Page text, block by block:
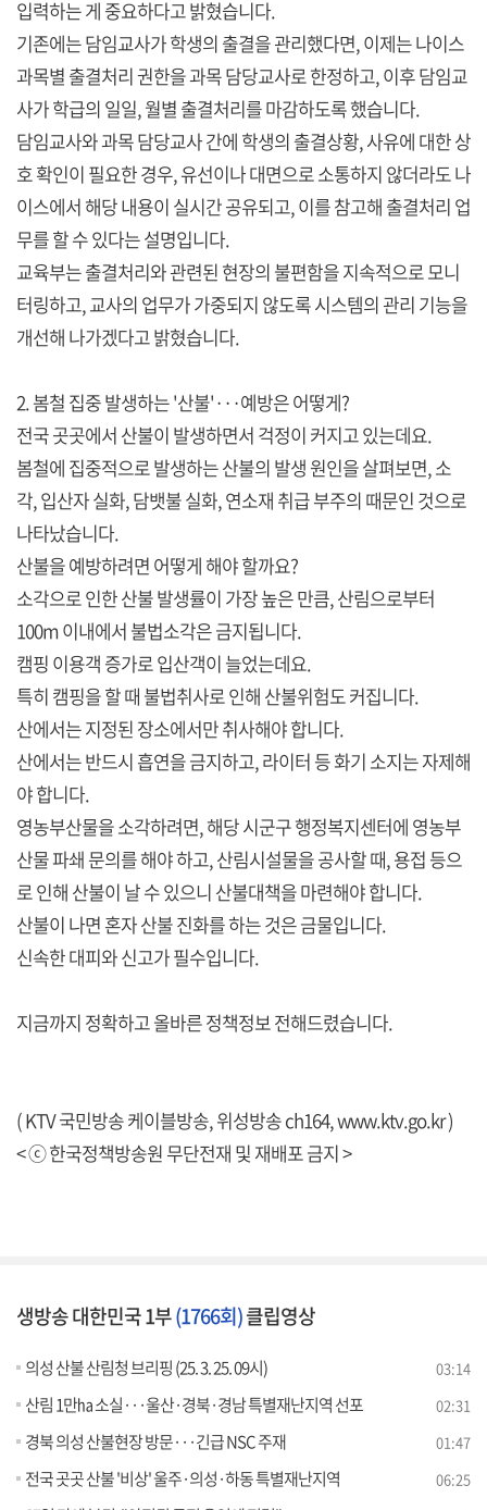
입력하는 게 중요하다고 밝혔습니다.
기존에는 담임교사가 학생의 출결을 관리했다면, 이제는 나이스
과목별 출결처리 권한을 과목 담당교사로 한정하고, 이후 담임교
사가 학급의 일일, 월별 출결처리를 마감하도록 했습니다.
담임교사와 과목 담당교사 간에 학생의 출결상황, 사유에 대한 상
호 확인이 필요한 경우, 유선이나 대면으로 소통하지 않더라도 나
이스에서 해당 내용이 실시간 공유되고, 이를 참고해 출결처리 업
무를 할 수 있다는 설명입니다.
교육부는 출결처리와 관련된 현장의 불편함을 지속적으로 모니
터링하고, 교사의 업무가 가중되지 않도록 시스템의 관리 기능을
개선해 나가겠다고 밝혔습니다.
2. 봄철 집중 발생하는 '산불'···예방은 어떻게?
전국 곳곳에서 산불이 발생하면서 걱정이 커지고 있는데요.
봄철에 집중적으로 발생하는 산불의 발생 원인을 살펴보면, 소
각, 입산자 실화, 담뱃불 실화, 연소재 취급 부주의 때문인 것으로
나타났습니다.
산불을 예방하려면 어떻게 해야 할까요?
소각으로 인한 산불 발생률이 가장 높은 만큼, 산림으로부터
100m 이내에서 불법소각은 금지됩니다.
캠핑 이용객 증가로 입산객이 늘었는데요.
특히 캠핑을 할 때 불법취사로 인해 산불위험도 커집니다.
산에서는 지정된 장소에서만 취사해야 합니다.
산에서는 반드시 흡연을 금지하고, 라이터 등 화기 소지는 자제해
야 합니다.
영농부산물을 소각하려면, 해당 시군구 행정복지센터에 영농부
산물 파쇄 문의를 해야 하고, 산림시설물을 공사할 때, 용접 등으
로 인해 산불이 날 수 있으니 산불대책을 마련해야 합니다.
산불이 나면 혼자 산불 진화를 하는 것은 금물입니다.
신속한 대피와 신고가 필수입니다.
지금까지 정확하고 올바른 정책정보 전해드렸습니다.
( KTV 국민방송 케이블방송, 위성방송 ch164,www.ktv.go.kr)
< ⓒ 한국정책방송원 무단전재 및 재배포 금지 >
생방송 대한민국 1부(1766회)클립영상
의성 산불 산림청 브리핑 (25. 3. 25. 09시) 03:14
산림 1만㏊ 소실···울산·경북·경남 특별재난지역 선포 02:31
경북 의성 산불현장 방문···긴급 NSC 주재 01:47
전국 곳곳 산불 '비상' 울주·의성·하동 특별재난지역 06:25